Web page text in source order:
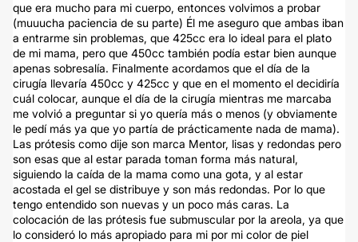
que era mucho para mi cuerpo, entonces volvimos a probar
(muuucha paciencia de su parte) Él me aseguro que ambas iban
a entrarme sin problemas, que 425cc era lo ideal para el plato
de mi mama, pero que 450cc también podía estar bien aunque
apenas sobresalía. Finalmente acordamos que el día de la
cirugía llevaría 450cc y 425cc y que en el momento el decidiría
cuál colocar, aunque el día de la cirugía mientras me marcaba
me volvió a preguntar si yo quería más o menos (y obviamente
le pedí más ya que yo partía de prácticamente nada de mama).
Las prótesis como dije son marca Mentor, lisas y redondas pero
son esas que al estar parada toman forma más natural,
siguiendo la caída de la mama como una gota, y al estar
acostada el gel se distribuye y son más redondas. Por lo que
tengo entendido son nuevas y un poco más caras. La
colocación de las prótesis fue submuscular por la areola, ya que
lo consideró lo más apropiado para mi por mi color de piel